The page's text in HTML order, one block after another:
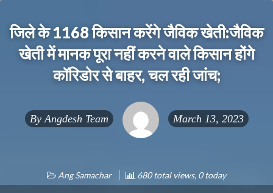
जिले के 1168 किसान करेंगे जैविक खेती:जैविक
खेती में मानक पूरा नहीं करने वाले किसान होंगे
कॉरिडोर से बाहर, चल रही जांच;
By Angdesh Team March 13, 2023
Ang Samachar 680 total views, 0 today